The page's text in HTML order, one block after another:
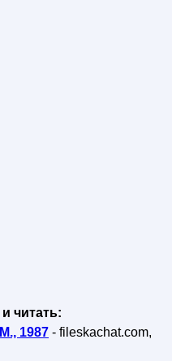
читать:
1987 - fileskachat.com,